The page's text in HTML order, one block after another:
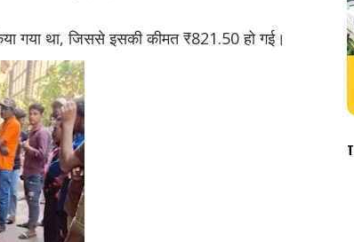
गया था, जिससे इसकी कीमत ₹821.50 हो गई।